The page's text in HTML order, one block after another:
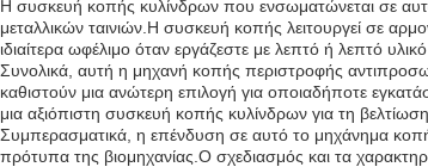
Η συσκευή κοπής κυλίνδρων που ενσωματώνεται σε
μεταλλικών ταινιών.Η συσκευή κοπής λειτουργεί σε
ιδιαίτερα ωφέλιμο όταν εργάζεστε με λεπτό ή λεπτό
Συνολικά, αυτή η μηχανή κοπής περιστροφής
καθιστούν μια ανώτερη επιλογή για οποιαδήποτε
μια αξιόπιστη συσκευή κοπής κυλίνδρων για τη
Συμπερασματικά, η επένδυση σε αυτό το μηχάνημα κοπής
πρότυπα της βιομηχανίας.Ο σχεδιασμός και τα